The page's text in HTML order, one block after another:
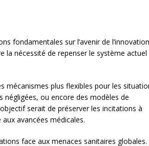
fondamentales sur l’avenir de l’innovation
la nécessité de repenser le système actuel
mécanismes plus flexibles pour les
négligées, ou encore des modèles de
serait de préserver les incitations à
avancées médicales.
face aux menaces sanitaires globales.